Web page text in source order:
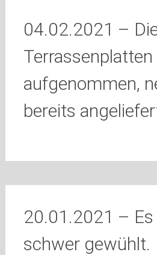
04.02.2021 –
aufgenommen,
bereits
20.01.2021 –
schwer gewühlt.